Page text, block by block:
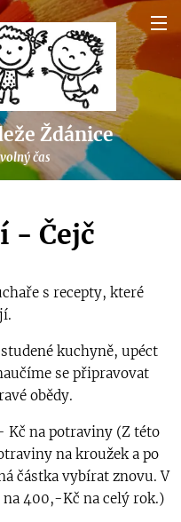
Ždánice
čas
- Čejč
s recepty, které
kuchyně, upéct
se připravovat
obědy.
Kč na potraviny (Z této
na kroužek a po
částka vybírat znovu. V
400,-Kč na celý rok.)